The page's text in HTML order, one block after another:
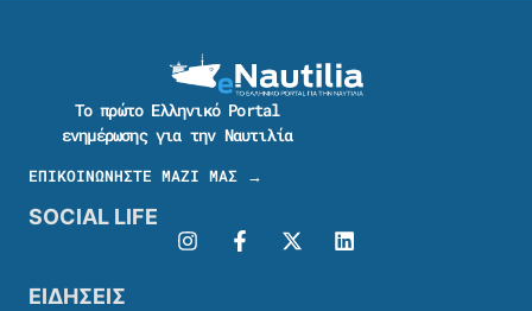
Το πρώτο Ελληνικό Portal
ενημέρωσης για την Ναυτιλία
ΕΠΙΚΟΙΝΩΝΗΣΤΕ ΜΑΖΙ ΜΑΣ →
SOCIAL LIFE
ΕΙΔΗΣΕΙΣ